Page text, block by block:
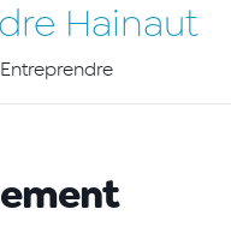
Hainaut